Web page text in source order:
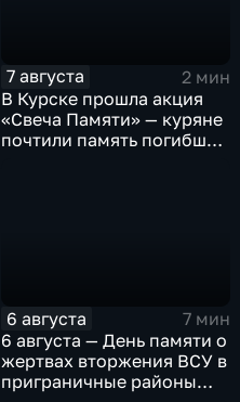
7 августа
2 мин
В Курске прошла акция
«Свеча Памяти» — куряне
почтили память погибших
6 августа
7 мин
6 августа — День памяти о
жертвах вторжения ВСУ в
приграничные районы